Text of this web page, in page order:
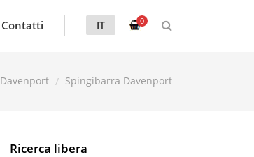
0
IT
Contatti
Davenport Spingibarra Davenport
Ricerca libera